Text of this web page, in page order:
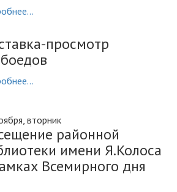
просмотр
вторник
районной
имени Я.Колоса
Всемирного дня